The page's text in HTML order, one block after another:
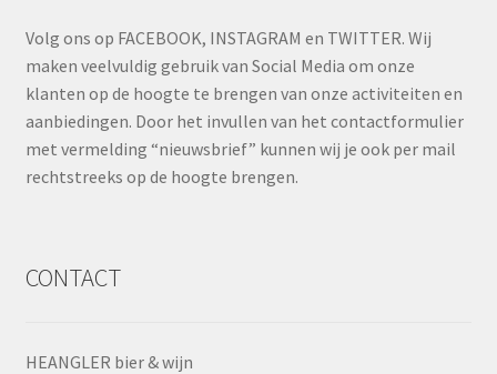
Volg ons op FACEBOOK, INSTAGRAM en TWITTER. Wij
maken veelvuldig gebruik van Social Media om onze
klanten op de hoogte te brengen van onze activiteiten en
aanbiedingen. Door het invullen van het contactformulier
met vermelding “nieuwsbrief” kunnen wij je ook per mail
rechtstreeks op de hoogte brengen.
CONTACT
HEANGLER bier & wijn